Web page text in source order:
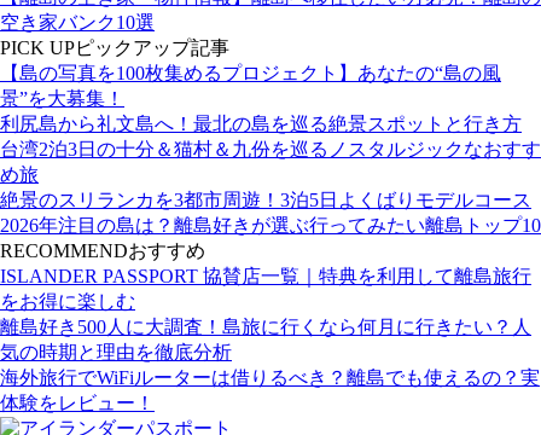
空き家バンク10選
PICK UPピックアップ記事
【島の写真を100枚集めるプロジェクト】あなたの“島の風
景”を大募集！
利尻島から礼文島へ！最北の島を巡る絶景スポットと行き方
台湾2泊3日の十分＆猫村＆九份を巡るノスタルジックなおすす
め旅
絶景のスリランカを3都市周遊！3泊5日よくばりモデルコース
2026年注目の島は？離島好きが選ぶ行ってみたい離島トップ10
RECOMMENDおすすめ
ISLANDER PASSPORT 協賛店一覧｜特典を利用して離島旅行
をお得に楽しむ
離島好き500人に大調査！島旅に行くなら何月に行きたい？人
気の時期と理由を徹底分析
海外旅行でWiFiルーターは借りるべき？離島でも使えるの？実
体験をレビュー！